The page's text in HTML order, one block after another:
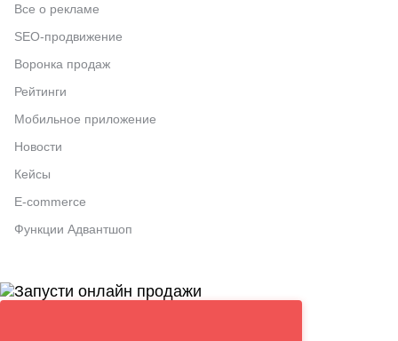
Все о рекламе
SEO-продвижение
Воронка продаж
Рейтинги
Мобильное приложение
Новости
Кейсы
E-commerce
Функции Адвантшоп